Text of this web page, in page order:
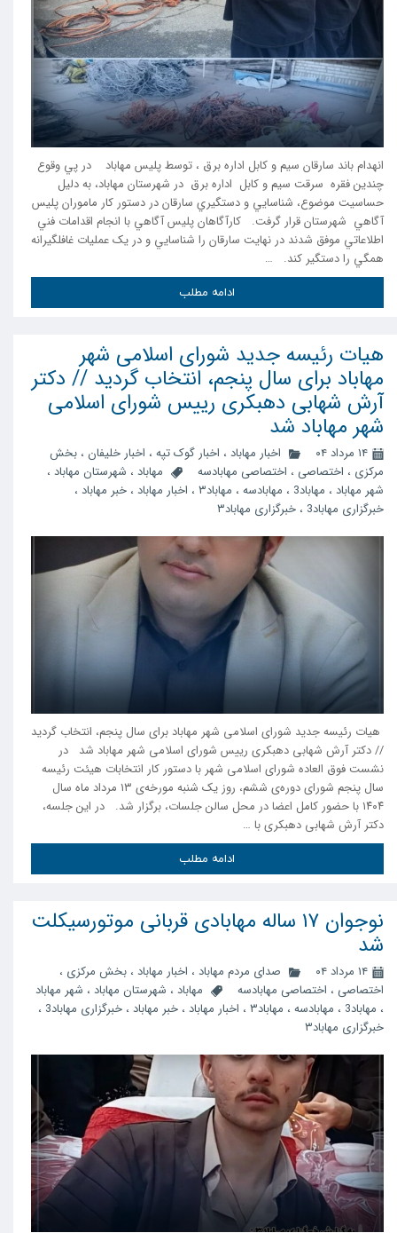
انهدام باند سارقان سیم و کابل اداره برق ، توسط پلیس مهاباد در پي وقوع
چندين فقره سرقت سيم و کابل اداره برق در شهرستان مهاباد، به دليل
حساسيت موضوع، شناسايي و دستگيري سارقان در دستور کار ماموران پليس
آگاهي شهرستان قرار گرفت. کارآگاهان پليس آگاهي با انجام اقدامات فني
اطلاعاتي موفق شدند در نهايت سارقان را شناسايي و در يک عمليات غافلگيرانه
همگي را دستگير کند. …
ادامه مطلب
هیات رئیسه جدید شورای اسلامی شهر
مهاباد برای سال پنجم، انتخاب گردید // دکتر
آرش شهابی دهبکری رییس شورای اسلامی
شهر مهاباد شد
۱۴ مرداد ۰۴ اخبار مهاباد ، اخبار گوک تپه ، اخبار خلیفان ، بخش
مرکزی ، اختصاصی ، اختصاصی مهابادسه مهاباد ، شهرستان مهاباد ،
شهر مهاباد ، مهاباد3 ، مهابادسه ، مهاباد۳ ، اخبار مهاباد ، خبر مهاباد ،
خبرگزاری مهاباد3 ، خبرگزاری مهاباد۳
هیات رئیسه جدید شورای اسلامی شهر مهاباد برای سال پنجم، انتخاب گردید
// دکتر آرش شهابی دهبکری رییس شورای اسلامی شهر مهاباد شد در
نشست فوق‌ العاده شورای اسلامی شهر با دستور کار انتخابات هیئت رئیسه
سال پنجم شورای دورەی ششم، روز یک شنبه مورخەی ۱۳ مرداد ماه سال
۱۴۰۴ با حضور کامل اعضا در محل سالن جلسات، برگزار شد. در این جلسه،
دکتر آرش شهابی دهبکری با …
ادامه مطلب
نوجوان ۱۷ ساله مهابادی قربانی موتورسیکلت
شد
۱۴ مرداد ۰۴ صدای مردم مهاباد ، اخبار مهاباد ، بخش مرکزی ،
اختصاصی ، اختصاصی مهابادسه مهاباد ، شهرستان مهاباد ، شهر مهاباد
، مهاباد3 ، مهابادسه ، مهاباد۳ ، اخبار مهاباد ، خبر مهاباد ، خبرگزاری مهاباد3 ،
خبرگزاری مهاباد۳